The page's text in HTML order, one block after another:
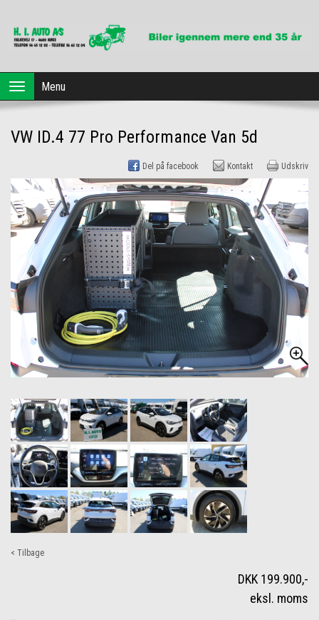
Forside
Dansk Erhvervsleasing
Værksted
Kontakt os
Toggle
navigation
Menu
VW ID.4 77 Pro Performance Van 5d
Del på facebook Kontakt Udskriv
< Tilbage
DKK 199.900,-
eksl. moms